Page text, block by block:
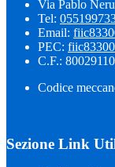
Via Pablo
Tel:
Email:
PEC:
C.F.:
Codice
Sezione Link